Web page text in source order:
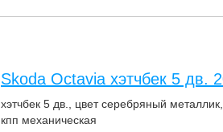
Skoda Octavia хэтчбек 5 дв.
хэтчбек 5 дв., цвет серебряный
кпп механическая